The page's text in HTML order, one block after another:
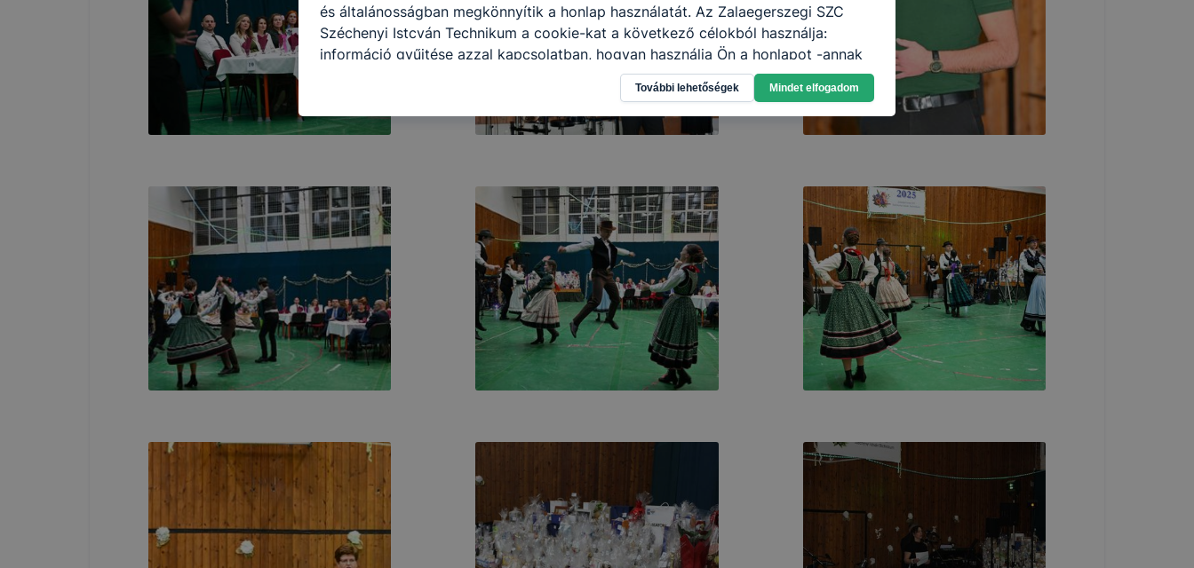
és általánosságban megkönnyítik a honlap használatát. Az Zalaegerszegi SZC
Széchenyi Istcván Technikum a cookie-kat a következő célokból használja:
információ gyűjtése azzal kapcsolatban, hogyan használja Ön a honlapot -annak
felmérésével, hogy a honlap melyik részeit látogatja, vagy használja leginkább,
így megtudhatjuk, hogyan biztosítsunk Önnek még jobb felhasználói élményt, ha
ismét meglátogatja oldalunkat, honlap fejlesztése. Hogyan ellenőrizheti és hogyan
tudja kikapcsolni a cookie-kat? Minden modern böngésző engedélyezi a cookie-k
Felhívjuk figyelmét, hogy mivel a cookie-k célja honlapunk használhatóságának és
folyamatainak megkönnyítése vagy lehetővé tétele, a cookie-k alkalmazásának
megakadályozása vagy törlése által előfordulhat, hogy felhasználóink nem
lesznek képesek honlapunk funkcióinak teljes körű használatára, vagy a honlap a
tervezettől eltérően fog működni böngészőjében.
További lehetőségek Mindet elfogadom